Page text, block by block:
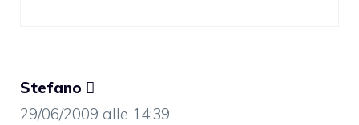
Stefano 
29/06/2009 alle 14:39